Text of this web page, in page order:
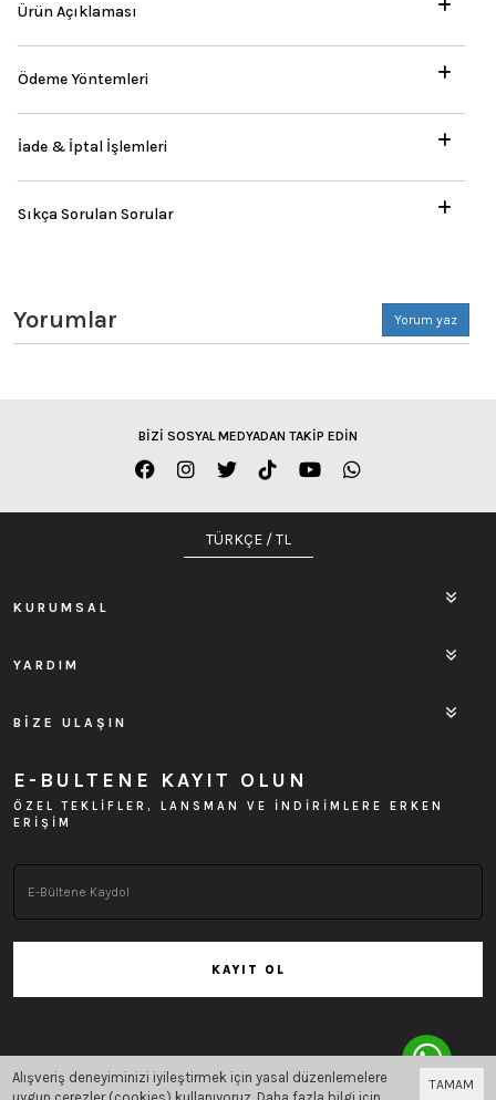
Ürün Açıklaması
Ödeme Yöntemleri
İade & İptal İşlemleri
Sıkça Sorulan Sorular
Yorumlar Yorum yaz
BİZİ SOSYAL MEDYADAN TAKİP EDİN
TÜRKÇE / TL
KURUMSAL
YARDIM
BİZE ULAŞIN
E-BULTENE KAYIT OLUN
ÖZEL TEKLİFLER, LANSMAN VE İNDİRİMLERE ERKEN
ERİŞİM
KAYIT OL
Bu site Vikaon E-Ticaret sistemleriile hazırlanmıştır.
TAMAM
Alışveriş deneyiminizi iyileştirmek için yasal düzenlemelere